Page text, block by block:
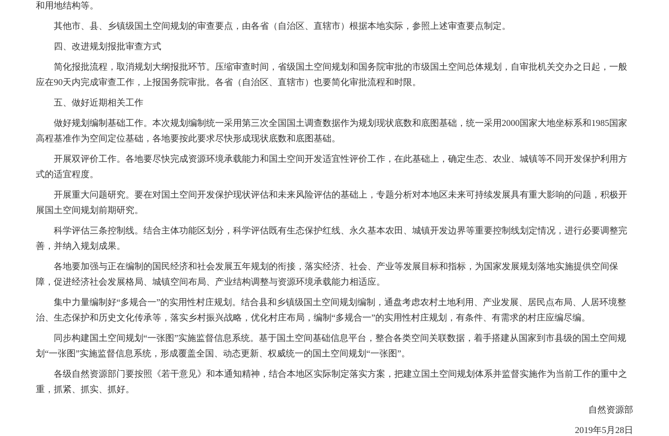
和用地结构等。
其他市、县、乡镇级国土空间规划的审查要点，由各省（自治区、直辖市）根据本地实际，参照上述审查要点制定。
四、改进规划报批审查方式
简化报批流程，取消规划大纲报批环节。压缩审查时间，省级国土空间规划和国务院审批的市级国土空间总体规划，自审批机关交办之日起，一般
应在90天内完成审查工作，上报国务院审批。各省（自治区、直辖市）也要简化审批流程和时限。
五、做好近期相关工作
做好规划编制基础工作。本次规划编制统一采用第三次全国国土调查数据作为规划现状底数和底图基础，统一采用2000国家大地坐标系和1985国家
高程基准作为空间定位基础，各地要按此要求尽快形成现状底数和底图基础。
开展双评价工作。各地要尽快完成资源环境承载能力和国土空间开发适宜性评价工作，在此基础上，确定生态、农业、城镇等不同开发保护利用方
式的适宜程度。
开展重大问题研究。要在对国土空间开发保护现状评估和未来风险评估的基础上，专题分析对本地区未来可持续发展具有重大影响的问题，积极开
展国土空间规划前期研究。
科学评估三条控制线。结合主体功能区划分，科学评估既有生态保护红线、永久基本农田、城镇开发边界等重要控制线划定情况，进行必要调整完
善，并纳入规划成果。
各地要加强与正在编制的国民经济和社会发展五年规划的衔接，落实经济、社会、产业等发展目标和指标，为国家发展规划落地实施提供空间保
障，促进经济社会发展格局、城镇空间布局、产业结构调整与资源环境承载能力相适应。
集中力量编制好“多规合一”的实用性村庄规划。结合县和乡镇级国土空间规划编制，通盘考虑农村土地利用、产业发展、居民点布局、人居环境整
治、生态保护和历史文化传承等，落实乡村振兴战略，优化村庄布局，编制“多规合一”的实用性村庄规划，有条件、有需求的村庄应编尽编。
同步构建国土空间规划“一张图”实施监督信息系统。基于国土空间基础信息平台，整合各类空间关联数据，着手搭建从国家到市县级的国土空间规
划“一张图”实施监督信息系统，形成覆盖全国、动态更新、权威统一的国土空间规划“一张图”。
各级自然资源部门要按照《若干意见》和本通知精神，结合本地区实际制定落实方案，把建立国土空间规划体系并监督实施作为当前工作的重中之
重，抓紧、抓实、抓好。
自然资源部
2019年5月28日